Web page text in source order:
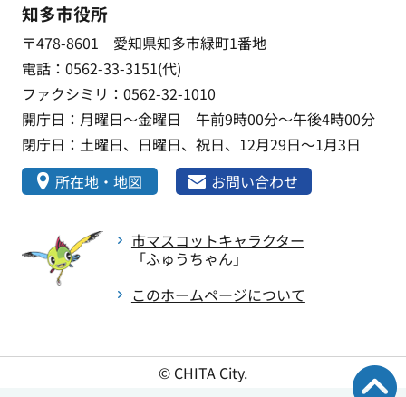
知多市役所
〒478-8601 愛知県知多市緑町1番地
電話：0562-33-3151(代)
ファクシミリ：0562-32-1010
開庁日：月曜日～金曜日 午前9時00分～午後4時00分
閉庁日：土曜日、日曜日、祝日、12月29日～1月3日
所在地・地図
お問い合わせ
市マスコットキャラクター
「ふゅうちゃん」
このホームページについて
© CHITA City.